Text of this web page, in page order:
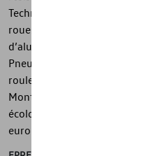
Technique de moulage
roues en alliage léger -
d’aluminium, de
Pneus hautes performances
roulement et une
Montage avec masses
écologiques - Bonne note
européenne des pneus pour